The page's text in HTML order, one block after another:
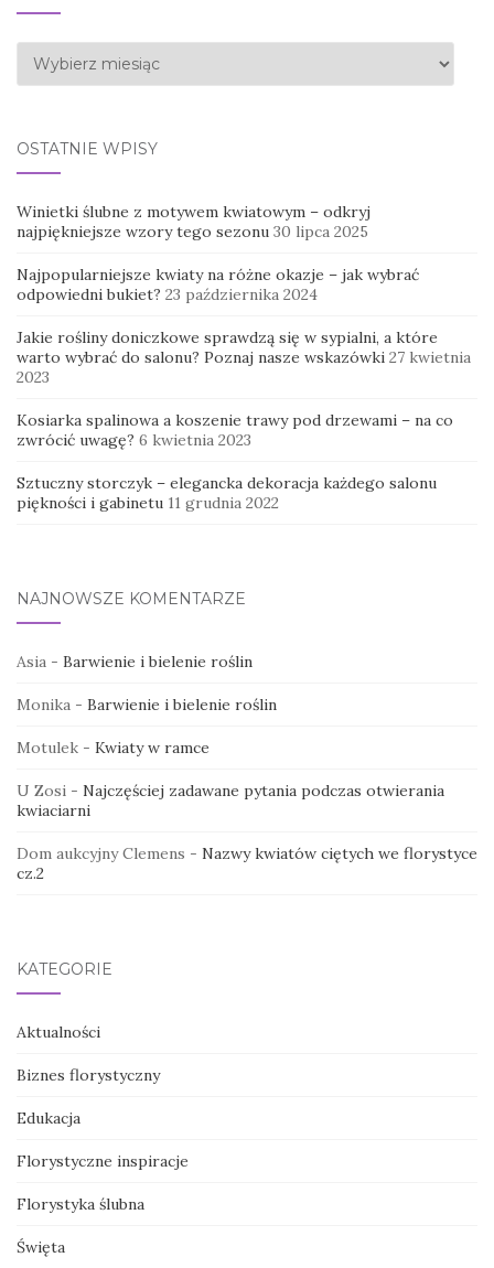
Archiwa
OSTATNIE WPISY
Winietki ślubne z motywem kwiatowym – odkryj
najpiękniejsze wzory tego sezonu 30 lipca 2025
Najpopularniejsze kwiaty na różne okazje – jak wybrać
odpowiedni bukiet? 23 października 2024
Jakie rośliny doniczkowe sprawdzą się w sypialni, a które
warto wybrać do salonu? Poznaj nasze wskazówki 27 kwietnia
2023
Kosiarka spalinowa a koszenie trawy pod drzewami – na co
zwrócić uwagę? 6 kwietnia 2023
Sztuczny storczyk – elegancka dekoracja każdego salonu
piękności i gabinetu 11 grudnia 2022
NAJNOWSZE KOMENTARZE
Asia - Barwienie i bielenie roślin
Monika - Barwienie i bielenie roślin
Motulek - Kwiaty w ramce
U Zosi - Najczęściej zadawane pytania podczas otwierania
kwiaciarni
Dom aukcyjny Clemens - Nazwy kwiatów ciętych we florystyce
cz.2
KATEGORIE
Aktualności
Biznes florystyczny
Edukacja
Florystyczne inspiracje
Florystyka ślubna
Święta